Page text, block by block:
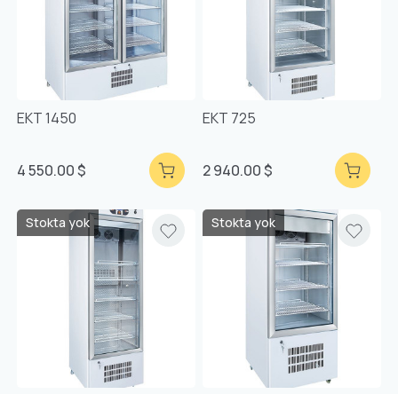
EKT 1450
4 550.00 $
EKT 725
2 940.00 $
Stokta yok Stokta yok